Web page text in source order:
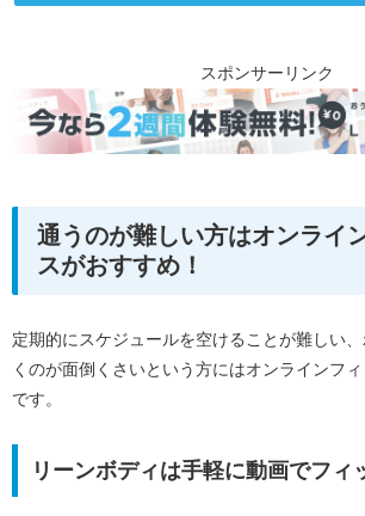
スポンサーリンク
通うのが難しい方はオンライ
スがおすすめ！
定期的にスケジュールを空けることが難しい
くのが面倒くさいという方にはオンラインフ
です。
リーンボディは手軽に動画でフィ